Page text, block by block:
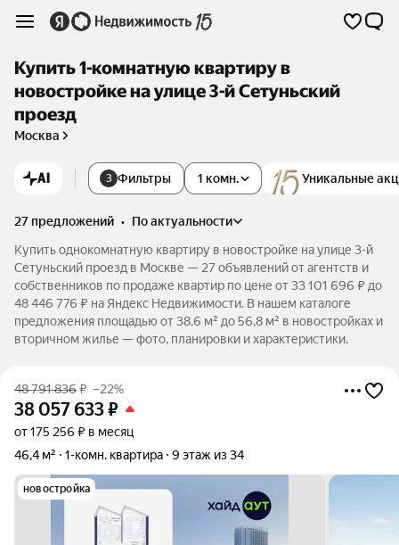
Купить 1-комнатную квартиру в
новостройке на улице 3-й Сетуньский
проезд
Москва
AI 3 Фильтры Уникальные
1 комн.
27 предложений •
по актуальности
Купить однокомнатную квартиру в новостройке на улице 3-й
Сетуньский проезд в Москве — 27 объявлений от агентств и
собственников по продаже квартир по цене от 33 101 696 ₽ до
48 446 776 ₽ на Яндекс Недвижимости. В нашем каталоге
предложения площадью от 38,6 м² до 56,8 м² в новостройках и
вторичном жилье — фото, планировки и характеристики.
48 791 836₽ –22%
38 057 633₽
от 175 256 ₽ в месяц
46,4 м²
1-комн. квартира 9 этаж из 34
новостройка